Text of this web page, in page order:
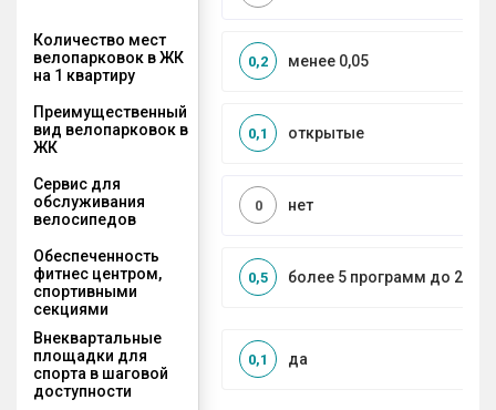
Количество мест
велопарковок в ЖК
на 1 квартиру
менее 0,05
0,2
Преимущественный
вид велопарковок в
ЖК
открытые
0,1
Сервис для
обслуживания
велосипедов
нет
0
Обеспеченность
фитнес центром,
спортивными
секциями
более 5 программ до 2 км
0,5
Внеквартальные
площадки для
спорта в шаговой
доступности
да
0,1